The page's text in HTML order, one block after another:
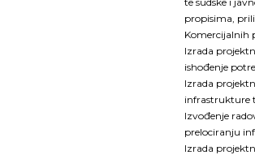
propisima,
Komercijalnih
Izrada
ishođenje
Izrada
infrastrukture
Izvođenje
prelociranju
Izrada